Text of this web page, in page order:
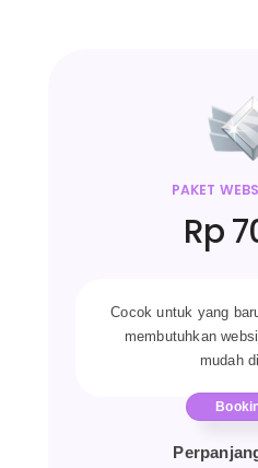
PAKET
Rp
Cocok untuk yang
membutuhkan
mudah